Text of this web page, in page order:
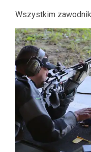
Wszystkim